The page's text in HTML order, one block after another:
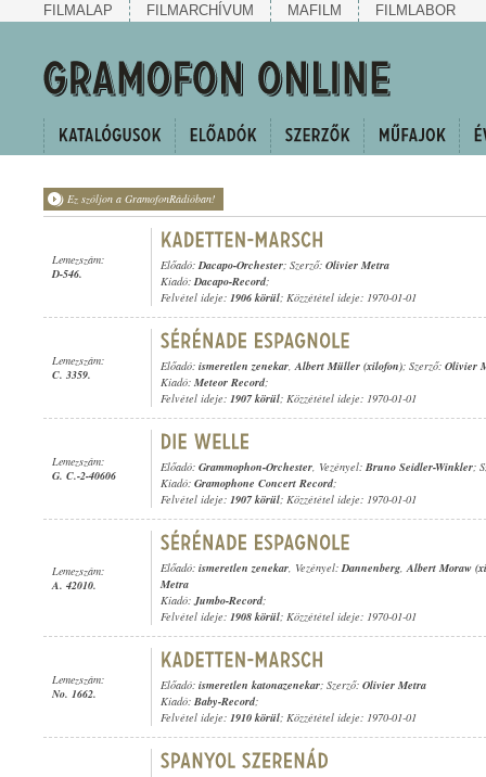
FILMALAP FILMARCHÍVUM MAFILM FILMLABOR
Ez szóljon a GramofonRádióban!
Lemezszám:
D-546.
Előadó:Dacapo-Orchester; Szerző: Olivier Metra
Kiadó:Dacapo-Record;
Felvétel ideje: 1906 körül; Közzététel ideje: 1970-01-01
Lemezszám:
C. 3359.
Előadó: ismeretlen zenekar,Albert Müller (xilofon); Szerző: Olivier
Kiadó: Meteor Record;
Felvétel ideje: 1907 körül; Közzététel ideje: 1970-01-01
Lemezszám:
G. C.-2-40606
Előadó: Grammophon-Orchester, Vezényel: Bruno Seidler-Winkler;
Kiadó: Gramophone Concert Record;
Felvétel ideje: 1907 körül; Közzététel ideje: 1970-01-01
Lemezszám:
A. 42010.
Előadó: ismeretlen zenekar, Vezényel:Dannenberg,Albert Moraw
Metra
Kiadó:Jumbo-Record;
Felvétel ideje: 1908 körül; Közzététel ideje: 1970-01-01
Lemezszám:
No. 1662.
Előadó: ismeretlen katonazenekar; Szerző: Olivier Metra
Kiadó: Baby-Record;
Felvétel ideje: 1910 körül; Közzététel ideje: 1970-01-01